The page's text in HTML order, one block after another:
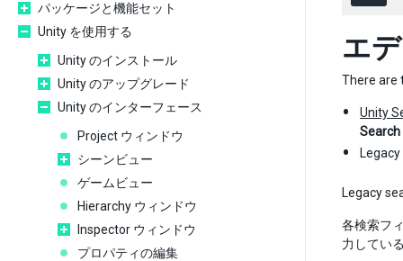
パッケージと機能セット
Unity を使用する
Unity のインストール
Unity のアップグレード
Unity のインターフェース
Project ウィンドウ
シーンビュー
ゲームビュー
Hierarchy ウィンドウ
Inspector ウィンドウ
プロパティの編集
エ
There are
Unity
Search
Legacy
各検索フ
力してい